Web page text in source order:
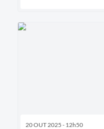
20 OUT 2025 - 12h50